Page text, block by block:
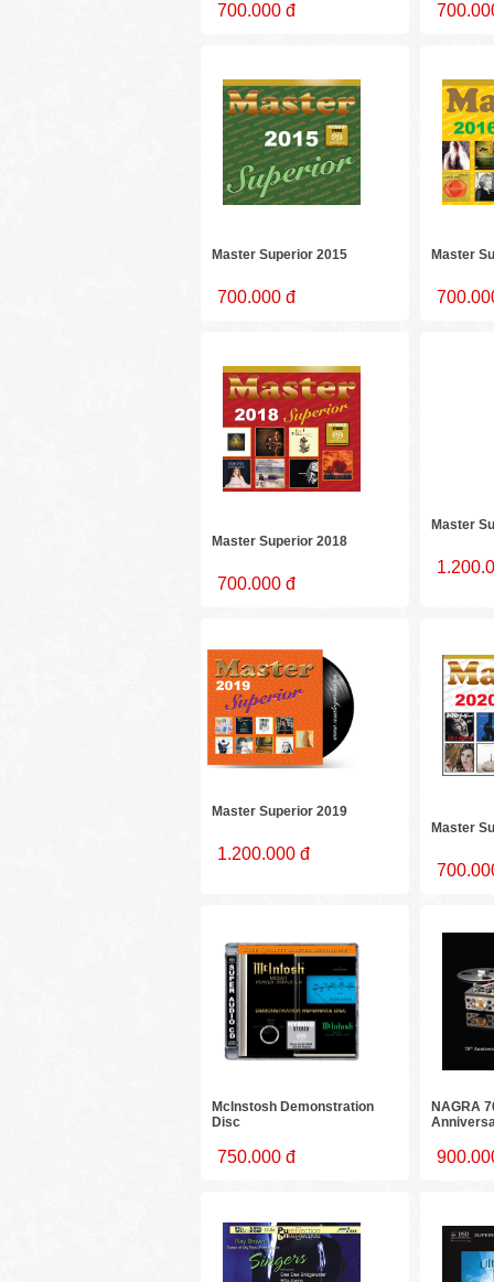
700.000 đ
Master Superior 2015
700.000 đ
Master
Master Superior 2018
700.000 đ
Master
Master Superior 2019
1.200.000 đ
Master
McInstosh Demonstration
Disc
750.000 đ
NAGRA